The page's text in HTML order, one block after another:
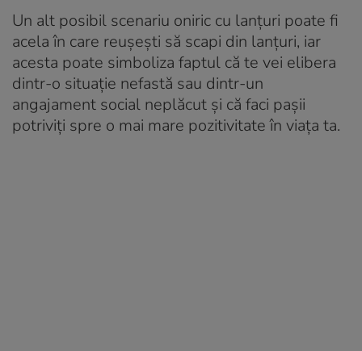
Un alt posibil scenariu oniric cu lanțuri poate fi
acela în care reușești să scapi din lanțuri, iar
acesta poate simboliza faptul că te vei elibera
dintr-o situație nefastă sau dintr-un
angajament social neplăcut și că faci pașii
potriviți spre o mai mare pozitivitate în viața ta.